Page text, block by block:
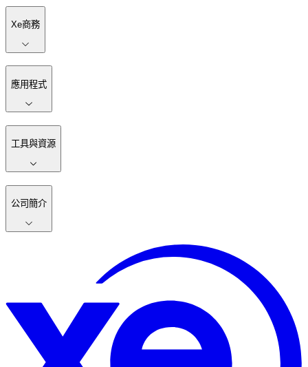
Xe商務
應用程式
工具與資源
公司簡介